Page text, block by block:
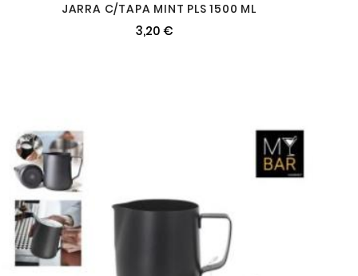
JARRA C/TAPA MINT PLS 1500 ML
3,20 €